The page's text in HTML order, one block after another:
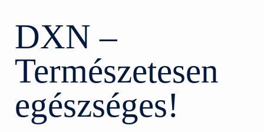
DXN –
Természetesen
egészséges!